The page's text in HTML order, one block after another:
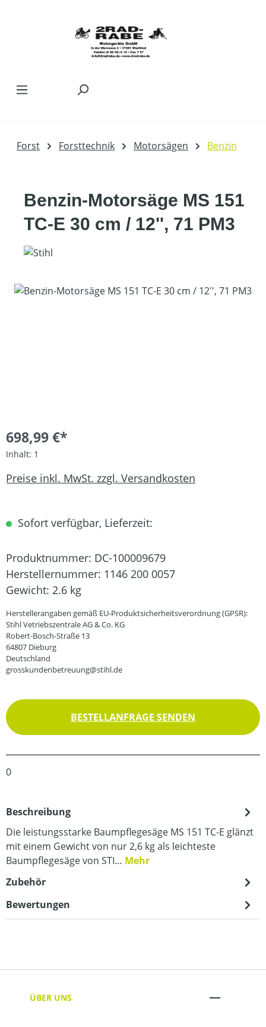
Forst Forsttechnik Motorsägen Benzin
Benzin-Motorsäge MS 151
TC-E 30 cm / 12'', 71 PM3
Bildergalerie überspringen
698,99 €*
Inhalt: 1
Preise inkl. MwSt. zzgl. Versandkosten
Sofort verfügbar, Lieferzeit:
Produktnummer: DC-100009679
Herstellernummer: 1146 200 0057
Gewicht: 2.6 kg
Herstellerangaben gemäß EU-Produktsicherheitsverordnung (GPSR):
Stihl Vetriebszentrale AG & Co. KG
Robert-Bosch-Straße 13
64807 Dieburg
Deutschland
grosskundenbetreuung@stihl.de
BESTELLANFRAGE SENDEN
0
Beschreibung
Die leistungsstarke Baumpflegesäge MS 151 TC-E glänzt
mit einem Gewicht von nur 2,6 kg als leichteste
Baumpflegesäge von STI… Mehr
Zubehör
Bewertungen
ÜBER UNS